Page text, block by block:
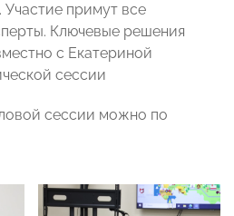
Участие примут все
Ключевые решения
с Екатериной
сессии
сессии можно по